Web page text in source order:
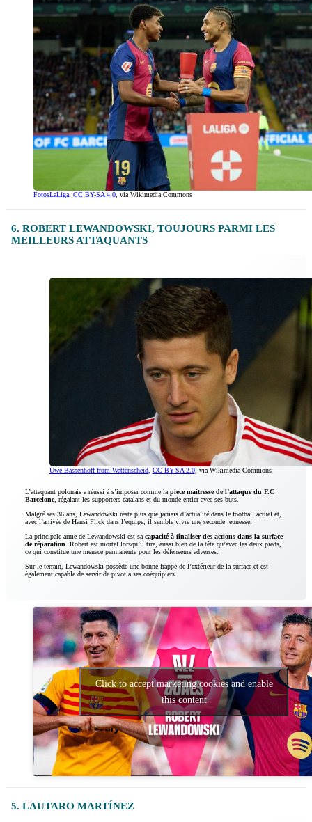
FotosLaLiga, CC BY-SA 4.0, via Wikimedia Commons
6. ROBERT LEWANDOWSKI, TOUJOURS PARMI LES
MEILLEURS ATTAQUANTS
Uwe Bassenhoff from Wattenscheid, CC BY-SA 2.0, via Wikimedia Commons
L’attaquant polonais a réussi à s’imposer comme la pièce maitresse de l’attaque du F.C
Barcelone, régalant les supporters catalans et du monde entier avec ses buts.
Malgré ses 36 ans, Lewandowski reste plus que jamais d’actualité dans le football actuel et,
avec l’arrivée de Hansi Flick dans l’équipe, il semble vivre une seconde jeunesse.
La principale arme de Lewandowski est sa capacité à finaliser des actions dans la surface
de réparation . Robert est mortel lorsqu’il tire, aussi bien de la tête qu’avec les deux pieds,
ce qui constitue une menace permanente pour les défenseurs adverses.
Sur le terrain, Lewandowski possède une bonne frappe de l’extérieur de la surface et est
également capable de servir de pivot à ses coéquipiers.
Click to accept marketing cookies and enable
this content
5. LAUTARO MARTÍNEZ